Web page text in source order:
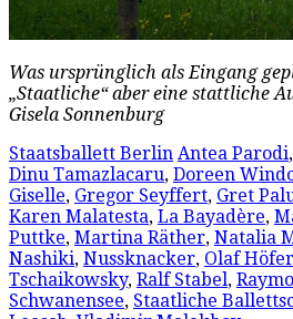
Was ursprünglich als Eingang
„Staatliche“ aber eine stattliche
Gisela Sonnenburg
Staatsballett Berlin Antea Parodi,
Dinu Tamazlacaru, Doreen
Giselle, Gregor Seyffert, Gret
Karen Malatesta, La Bayadère,
Puttke, Martina Räther, Natalia
Nashiki, Nussknacker, Olaf Höfer
Tschaikowsky, Ralf Stabel,
Schwanensee, Staatliche